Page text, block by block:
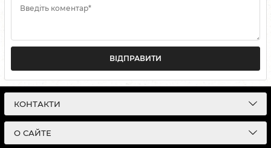
Введіть коментар*
ВІДПРАВИТИ
КОНТАКТИ
О САЙТЕ